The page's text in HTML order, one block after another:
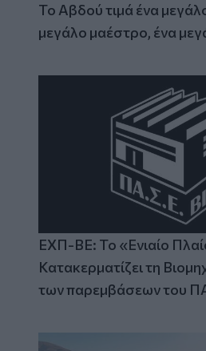
Το Αβδού τιμά ένα
μεγάλο μαέστρο, ένα
ΕΧΠ-ΒΕ: Το «Ενιαίο
Κατακερματίζει τη
των παρεμβάσεων του